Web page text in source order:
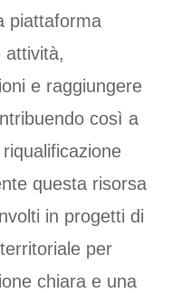
piattaforma
attività,
e raggiungere
così a
questa risorsa
in progetti di
per
chiara e una